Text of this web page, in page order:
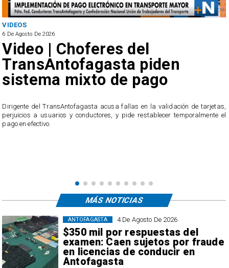
el
ANTOFAGASTA
6 De Agosto De 2026
SERNAC oficia a Bipay tras
reclamos por cobros
irregulares en el transporte
El servicio ofició a la empresa tras recibir casi 40 reclamos por
4 De Agosto De 2026
$350 mil por respuestas del
examen: Caen sujetos por fraude
en licencias de conducir en
Antofagasta
ANTOFAGASTA
MÁS NOTICIAS